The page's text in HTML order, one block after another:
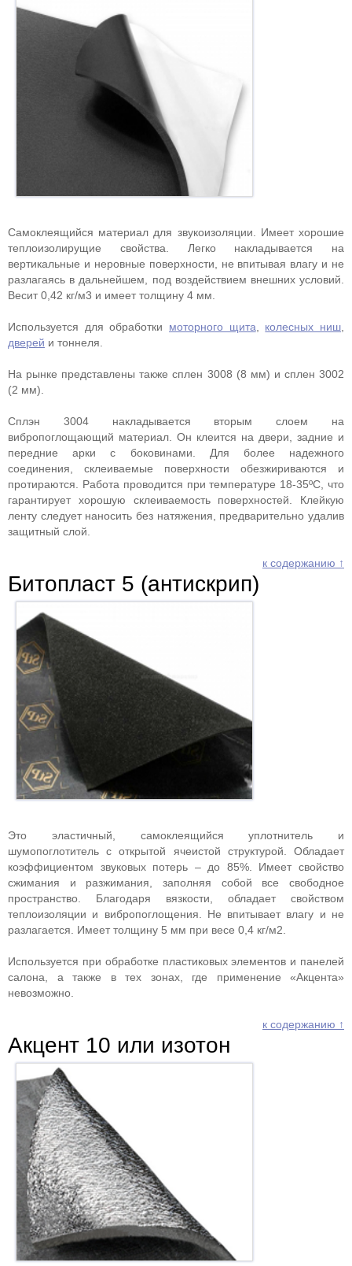
Самоклеящийся материал для звукоизоляции. Имеет хорошие
теплоизолирущие свойства. Легко накладывается на
вертикальные и неровные поверхности, не впитывая влагу и не
разлагаясь в дальнейшем, под воздействием внешних условий.
Весит 0,42 кг/м3 и имеет толщину 4 мм.
Используется для обработки моторного щита колесных ниш
дверей и тоннеля.
На рынке представлены также сплен 3008 (8 мм) и сплен 3002
(2 мм).
Сплэн 3004 накладывается вторым слоем на
вибропоглощающий материал. Он клеится на двери, задние и
передние арки с боковинами. Для более надежного
соединения, склеиваемые поверхности обезжириваются и
протираются. Работа проводится при температуре 18-35ºС, что
гарантирует хорошую склеиваемость поверхностей. Клейкую
ленту следует наносить без натяжения, предварительно удалив
защитный слой.
к содержанию ↑
Битопласт 5 (антискрип)
Это эластичный, самоклеящийся уплотнитель и
шумопоглотитель с открытой ячеистой структурой. Обладает
коэффициентом звуковых потерь – до 85%. Имеет свойство
сжимания и разжимания, заполняя собой все свободное
пространство. Благодаря вязкости, обладает свойством
теплоизоляции и вибропоглощения. Не впитывает влагу и не
разлагается. Имеет толщину 5 мм при весе 0,4 кг/м2.
Используется при обработке пластиковых элементов и панелей
салона, а также в тех зонах, где применение «Акцента»
невозможно.
к содержанию ↑
Акцент 10 или изотон